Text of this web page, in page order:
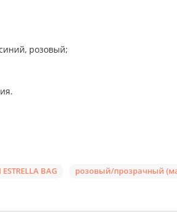
розовый;
BAG розовый/прозрачный